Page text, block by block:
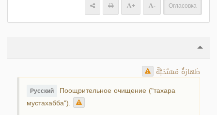
+
- Огласовка
طَهارَةٌ مُسْتَحَبَّةٌ
Русский Поощрительное очищение ("тахара
мустахабба").